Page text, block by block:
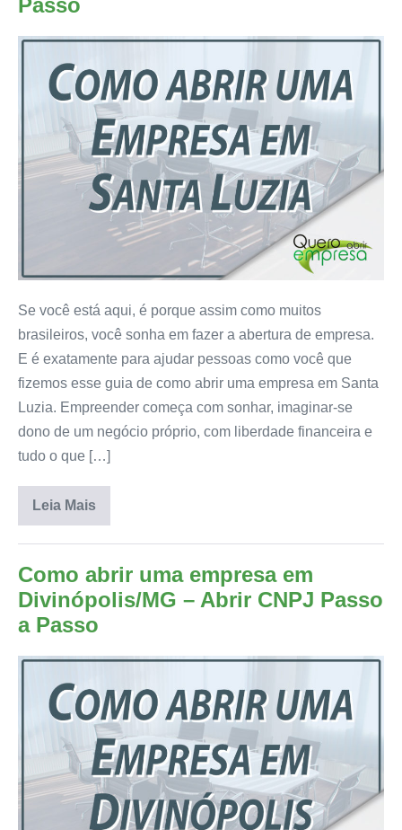
Passo
Se você está aqui, é porque assim como muitos
brasileiros, você sonha em fazer a abertura de empresa.
E é exatamente para ajudar pessoas como você que
fizemos esse guia de como abrir uma empresa em Santa
Luzia. Empreender começa com sonhar, imaginar-se
dono de um negócio próprio, com liberdade financeira e
tudo o que […]
Leia Mais
Como abrir uma empresa em
Divinópolis/MG – Abrir CNPJ Passo
a Passo